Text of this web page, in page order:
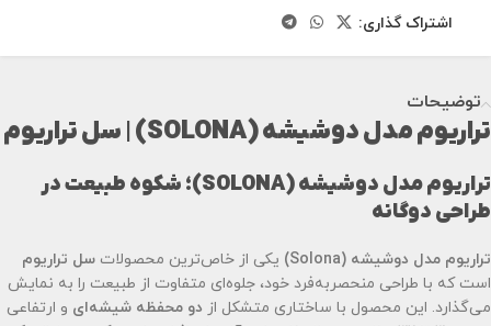
اشتراک گذاری:
توضیحات
تراریوم مدل دوشیشه (SOLONA) | سل تراریوم
تراریوم مدل دوشیشه (SOLONA)؛ شکوه طبیعت در
طراحی دوگانه
تراریوم مدل دوشیشه (Solona) یکی از خاص‌ترین محصولات سل تراریوم
است که با طراحی منحصربه‌فرد خود، جلوه‌ای متفاوت از طبیعت را به نمایش
می‌گذارد. این محصول با ساختاری متشکل از دو محفظه شیشه‌ای و ارتفاعی